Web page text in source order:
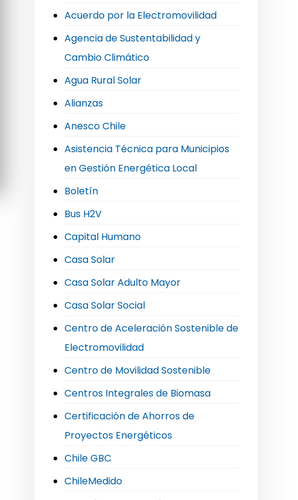
Acuerdo por la Electromovilidad
Agencia de Sustentabilidad y
Cambio Climático
Agua Rural Solar
Alianzas
Anesco Chile
Asistencia Técnica para Municipios
en Gestión Energética Local
Boletín
Bus H2V
Capital Humano
Casa Solar
Casa Solar Adulto Mayor
Casa Solar Social
Centro de Aceleración Sostenible de
Electromovilidad
Centro de Movilidad Sostenible
Centros Integrales de Biomasa
Certificación de Ahorros de
Proyectos Energéticos
Chile GBC
ChileMedido